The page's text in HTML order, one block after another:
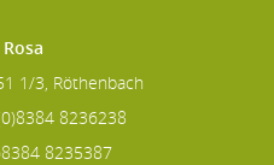
1/3, Röthenbach
8236238
8235387